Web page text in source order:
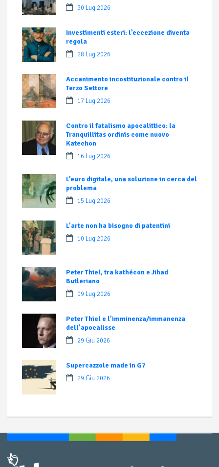
30 Lug 2026
Investimenti esteri: l’eccezione diventa
regola
28 Lug 2026
Accanimento incostituzionale contro il
Terzo Settore
17 Lug 2026
Contro il fatalismo apocalittico: la
Tranquillitas ordinis come nuovo
Katechon
16 Lug 2026
L’euro digitale, una soluzione in cerca del
problema
15 Lug 2026
L’arte non ha bisogno di patentini
10 Lug 2026
Peter Thiel, tra kathécon e Jihad
Butleriano
09 Lug 2026
Peter Thiel e l’imminenza/immanenza
dell’apocalisse
29 Giu 2026
Supercazzole made in G7
29 Giu 2026